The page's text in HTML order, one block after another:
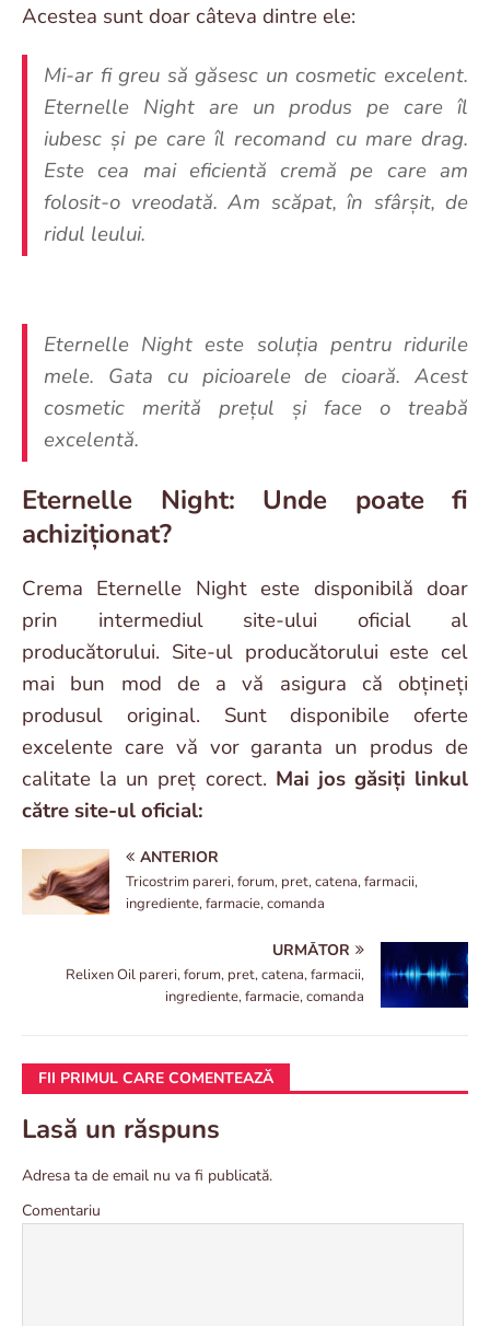
Acestea sunt doar câteva dintre ele:
Mi-ar fi greu să găsesc un cosmetic excelent.
Eternelle Night are un produs pe care îl
iubesc și pe care îl recomand cu mare drag.
Este cea mai eficientă cremă pe care am
folosit-o vreodată. Am scăpat, în sfârșit, de
ridul leului.
Eternelle Night este soluția pentru ridurile
mele. Gata cu picioarele de cioară. Acest
cosmetic merită prețul și face o treabă
excelentă.
Eternelle Night: Unde poate fi
achiziționat?
Crema Eternelle Night este disponibilă doar
prin intermediul site-ului oficial al
producătorului. Site-ul producătorului este cel
mai bun mod de a vă asigura că obțineți
produsul original. Sunt disponibile oferte
excelente care vă vor garanta un produs de
calitate la un preț corect. Mai jos găsiți linkul
către site-ul oficial:
ANTERIOR
Tricostrim pareri, forum, pret, catena, farmacii,
ingrediente, farmacie, comanda
URMĂTOR
Relixen Oil pareri, forum, pret, catena, farmacii,
ingrediente, farmacie, comanda
FII PRIMUL CARE COMENTEAZĂ
Lasă un răspuns
Adresa ta de email nu va fi publicată.
Comentariu